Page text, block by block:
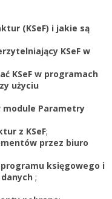
(KSeF) i jakie są
KSeF w
KSeF w programach
użyciu
module Parametry
z KSeF;
przez biuro
księgowego i
;